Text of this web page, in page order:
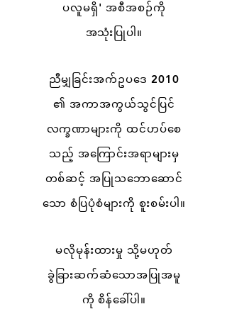
ပလူမရှိ' အစီအစဉ်ကို
အသုံးပြုပါ။
ညီမျှခြင်းအက်ဥပဒေ 2010
၏ အကာအကွယ်သွင်ပြင်
လက္ခဏာများကို ထင်ဟပ်စေ
သည့် အကြောင်းအရာများမှ
တစ်ဆင့် အပြုသဘောဆောင်
သော စံပြပုံစံများကို စူးစမ်းပါ။
မလိုမုန်းထားမှု သို့မဟုတ်
ခွဲခြားဆက်ဆံသောအပြုအမူ
ကို စိန်ခေါ်ပါ။